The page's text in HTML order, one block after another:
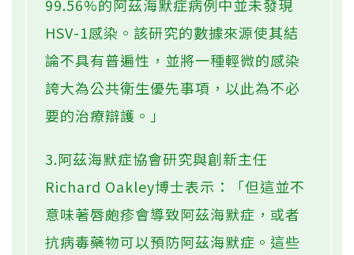
99.56%的阿茲海默症病例中並未發現
HSV-1感染。該研究的數據來源使其結
論不具有普遍性，並將一種輕微的感染
誇大為公共衛生優先事項，以此為不必
要的治療辯護。」
3.阿茲海默症協會研究與創新主任
Richard Oakley博士表示：「但這並不
意味著唇皰疹會導致阿茲海默症，或者
抗病毒藥物可以預防阿茲海默症。這些